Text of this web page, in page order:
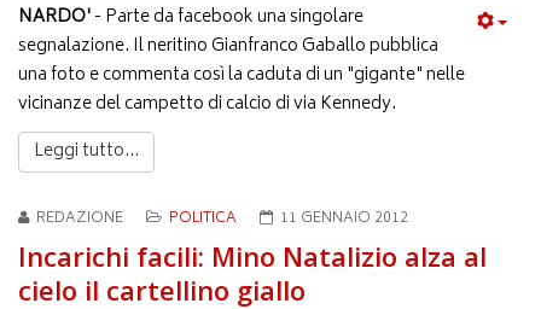
NARDO'- Parte da facebook una singolare
segnalazione. Il neritino Gianfranco Gaballo pubblica
una foto e commenta così la caduta di un "gigante" nelle
vicinanze del campetto di calcio di via Kennedy.
Leggi tutto...
REDAZIONE POLITICA 11 GENNAIO 2012
Incarichi facili: Mino Natalizio alza al
cielo il cartellino giallo